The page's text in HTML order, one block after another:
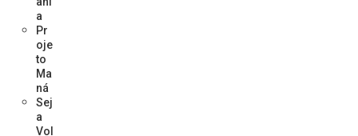
a
Pr
oje
to
Ma
ná
Sej
a
Vol